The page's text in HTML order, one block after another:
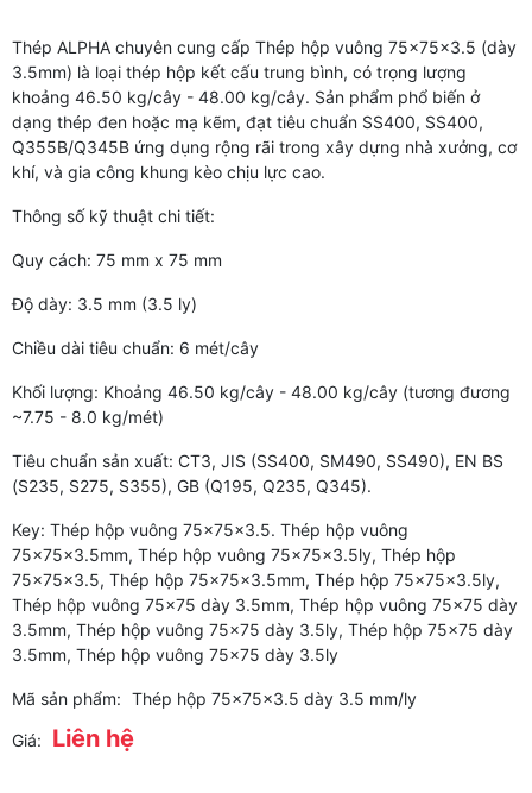
Thép ALPHA chuyên cung cấp Thép hộp vuông 75x75x3.5 (dày
3.5mm) là loại thép hộp kết cấu trung bình, có trọng lượng
khoảng 46.50 kg/cây - 48.00 kg/cây. Sản phẩm phổ biến ở
dạng thép đen hoặc mạ kẽm, đạt tiêu chuẩn SS400, SS400,
Q355B/Q345B ứng dụng rộng rãi trong xây dựng nhà xưởng, cơ
khí, và gia công khung kèo chịu lực cao.
Thông số kỹ thuật chi tiết:
Quy cách: 75 mm x 75 mm
Độ dày: 3.5 mm (3.5 ly)
Chiều dài tiêu chuẩn: 6 mét/cây
Khối lượng: Khoảng 46.50 kg/cây - 48.00 kg/cây (tương đương
~7.75 - 8.0 kg/mét)
Tiêu chuẩn sản xuất: CT3, JIS (SS400, SM490, SS490), EN BS
(S235, S275, S355), GB (Q195, Q235, Q345).
Key: Thép hộp vuông 75x75x3.5. Thép hộp vuông
75x75x3.5mm, Thép hộp vuông 75x75x3.5ly, Thép hộp
75x75x3.5, Thép hộp 75x75x3.5mm, Thép hộp 75x75x3.5ly,
Thép hộp vuông 75x75 dày 3.5mm, Thép hộp vuông 75x75 dày
3.5mm, Thép hộp vuông 75x75 dày 3.5ly, Thép hộp 75x75 dày
3.5mm, Thép hộp vuông 75x75 dày 3.5ly
Mã sản phẩm: Thép hộp 75x75x3.5 dày 3.5 mm/ly
Giá: Liên hệ